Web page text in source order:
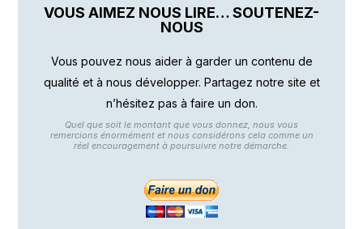
VOUS AIMEZ NOUS LIRE… SOUTENEZ-
NOUS
Vous pouvez nous aider à garder un contenu de
qualité et à nous développer. Partagez notre site et
n’hésitez pas à faire un don.
Quel que soit le montant que vous donnez, nous vous
remercions énormément et nous considérons cela comme un
réel encouragement à poursuivre notre démarche.